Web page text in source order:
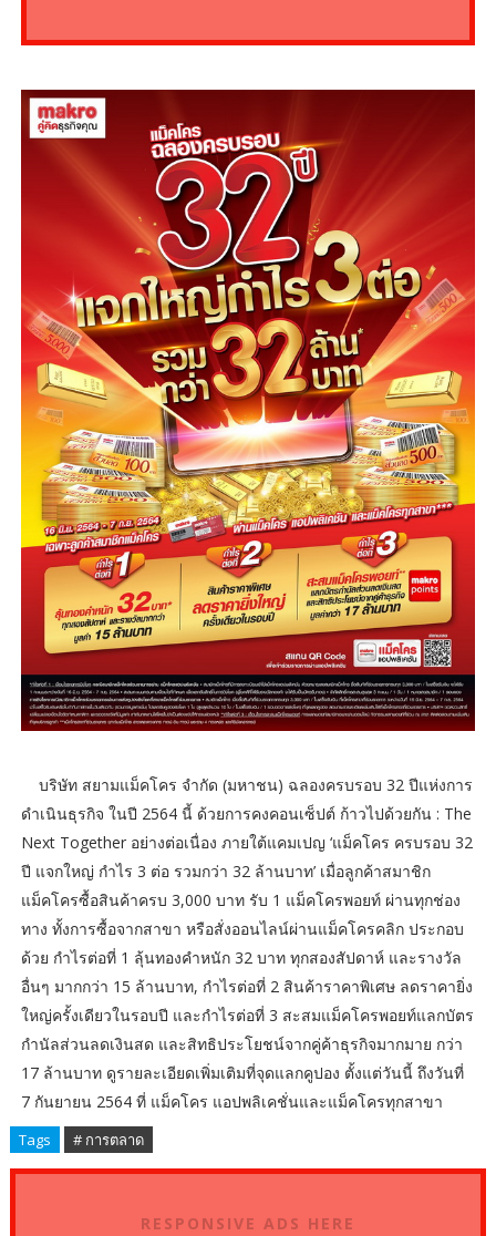
บริษัท สยามแม็คโคร จำกัด (มหาชน) ฉลองครบรอบ 32 ปีแห่งการ
ดำเนินธุรกิจ ในปี 2564 นี้ ด้วยการคงคอนเซ็ปต์ ก้าวไปด้วยกัน : The
Next Together อย่างต่อเนื่อง ภายใต้แคมเปญ ‘แม็คโคร ครบรอบ 32
ปี แจกใหญ่ กำไร 3 ต่อ รวมกว่า 32 ล้านบาท’ เมื่อลูกค้าสมาชิก
แม็คโครซื้อสินค้าครบ 3,000 บาท รับ 1 แม็คโครพอยท์ ผ่านทุกช่อง
ทาง ทั้งการซื้อจากสาขา หรือสั่งออนไลน์ผ่านแม็คโครคลิก ประกอบ
ด้วย กำไรต่อที่ 1 ลุ้นทองคำหนัก 32 บาท ทุกสองสัปดาห์ และรางวัล
อื่นๆ มากกว่า 15 ล้านบาท, กำไรต่อที่ 2 สินค้าราคาพิเศษ ลดราคายิ่ง
ใหญ่ครั้งเดียวในรอบปี และกำไรต่อที่ 3 สะสมแม็คโครพอยท์แลกบัตร
กำนัลส่วนลดเงินสด และสิทธิประโยชน์จากคู่ค้าธุรกิจมากมาย กว่า
17 ล้านบาท ดูรายละเอียดเพิ่มเติมที่จุดแลกคูปอง ตั้งแต่วันนี้ ถึงวันที่
7 กันยายน 2564 ที่ แม็คโคร แอปพลิเคชั่นและแม็คโครทุกสาขา
Tags # การตลาด
RESPONSIVE ADS HERE